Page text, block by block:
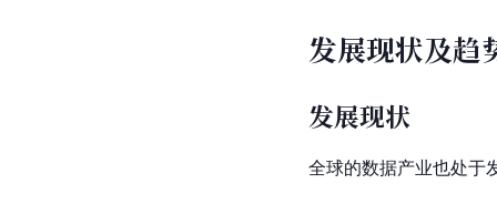
发展现状及趋
发展现状
全球的数据产业也处于